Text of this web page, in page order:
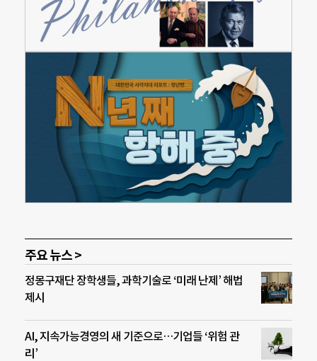
주요 뉴스 >
정몽구재단 장학생들, 과학기술로 ‘미래 난제’ 해법
제시
AI, 지속가능경영의 새 기준으로…기업들 ‘위험 관
리’